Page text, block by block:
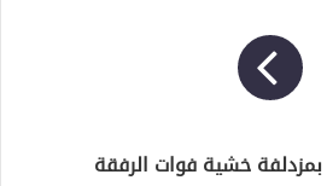
خشية فوات الرفقة